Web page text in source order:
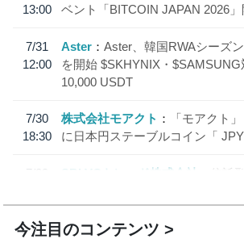
13:00
ベント「BITCOIN JAPAN 2026
7/31
12:00
Aster
Aster、韓国RWAシーズ
を開始 $SKHYNIX・
10,000 USDT
7/30
18:30
株式会社モアクト
「モアクト
に日本円ステーブルコイン「
7/29
SBI VCトレード株式会社
信託
今注目のコンテンツ